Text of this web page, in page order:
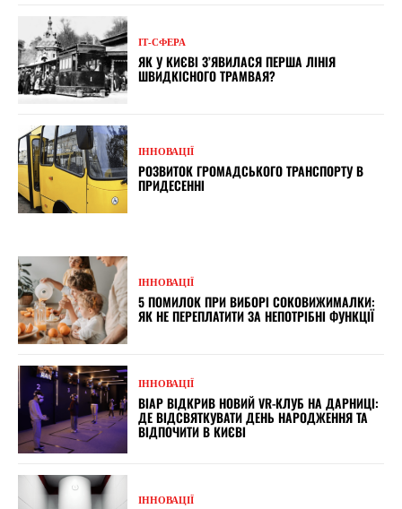
ІТ-СФЕРА
ЯК У КИЄВІ З’ЯВИЛАСЯ ПЕРША ЛІНІЯ
ШВИДКІСНОГО ТРАМВАЯ?
ІННОВАЦІЇ
РОЗВИТОК ГРОМАДСЬКОГО ТРАНСПОРТУ В
ПРИДЕСЕННІ
ІННОВАЦІЇ
5 ПОМИЛОК ПРИ ВИБОРІ СОКОВИЖИМАЛКИ:
ЯК НЕ ПЕРЕПЛАТИТИ ЗА НЕПОТРІБНІ ФУНКЦІЇ
ІННОВАЦІЇ
ВІАР ВІДКРИВ НОВИЙ VR-КЛУБ НА ДАРНИЦІ:
ДЕ ВІДСВЯТКУВАТИ ДЕНЬ НАРОДЖЕННЯ ТА
ВІДПОЧИТИ В КИЄВІ
ІННОВАЦІЇ